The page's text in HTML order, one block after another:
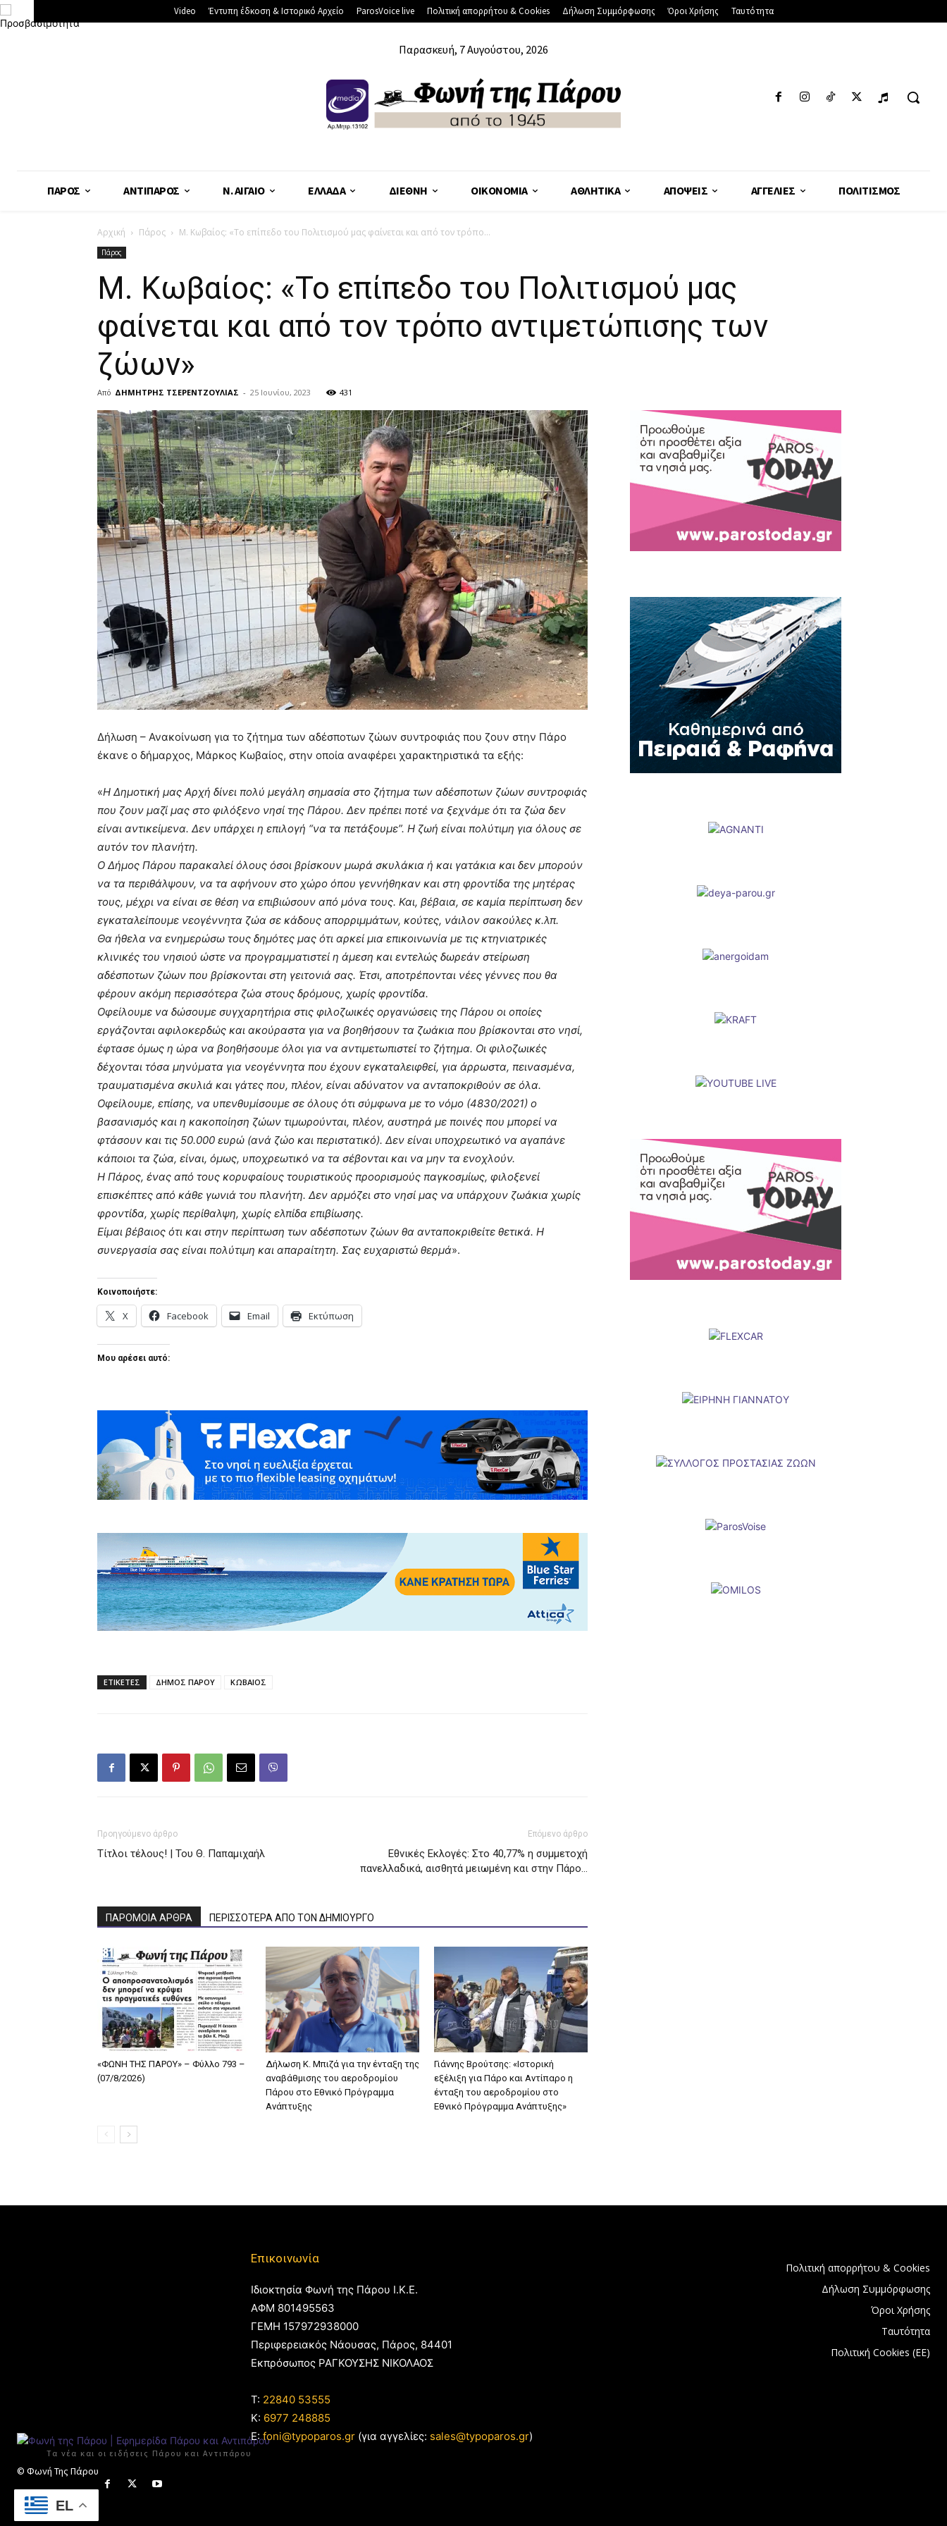
Video Έντυπη έδκοση & Ιστορικό Αρχείο ParosVoice live Πολιτική απορρήτου & Cookies Δήλωση Συμμόρφωσης Όροι Χρήσης Ταυτότητα
Παρασκευή, 7 Αυγούστου, 2026
ΠΆΡΟΣ ΑΝΤΊΠΑΡΟΣ Ν. ΑΙΓΑΊΟ ΕΛΛΆΔΑ ΔΙΕΘΝΉ ΟΙΚΟΝΟΜΊΑ ΑΘΛΗΤΙΚΆ ΑΠΌΨΕΙΣ ΑΓΓΕΛΊΕΣ ΠΟΛΙΤΙΣΜΌΣ
Αρχική Πάρος Μ. Κωβαίος: «Το επίπεδο του Πολιτισμού μας φαίνεται και από τον τρόπο...
Πάρος
Μ. Κωβαίος: «Το επίπεδο του Πολιτισμού μας
φαίνεται και από τον τρόπο αντιμετώπισης των
ζώων»
Από ΔΗΜΗΤΡΗΣ ΤΣΕΡΕΝΤΖΟΥΛΙΑΣ - 25 Ιουνίου, 2023 431
Δήλωση – Ανακοίνωση για το ζήτημα των αδέσποτων ζώων συντροφιάς που ζουν στην Πάρο
έκανε ο δήμαρχος, Μάρκος Κωβαίος, στην οποία αναφέρει χαρακτηριστικά τα εξής:
«Η Δημοτική μας Αρχή δίνει πολύ μεγάλη σημασία στο ζήτημα των αδέσποτων ζώων συντροφιάς
που ζουν μαζί μας στο φιλόξενο νησί της Πάρου. Δεν πρέπει ποτέ να ξεχνάμε ότι τα ζώα δεν
είναι αντικείμενα. Δεν υπάρχει η επιλογή “να τα πετάξουμε”. Η ζωή είναι πολύτιμη για όλους σε
αυτόν τον πλανήτη.
Ο Δήμος Πάρου παρακαλεί όλους όσοι βρίσκουν μωρά σκυλάκια ή και γατάκια και δεν μπορούν
να τα περιθάλψουν, να τα αφήνουν στο χώρο όπου γεννήθηκαν και στη φροντίδα της μητέρας
τους, μέχρι να είναι σε θέση να επιβιώσουν από μόνα τους. Και, βέβαια, σε καμία περίπτωση δεν
εγκαταλείπουμε νεογέννητα ζώα σε κάδους απορριμμάτων, κούτες, νάιλον σακούλες κ.λπ.
Θα ήθελα να ενημερώσω τους δημότες μας ότι αρκεί μια επικοινωνία με τις κτηνιατρικές
κλινικές του νησιού ώστε να προγραμματιστεί η άμεση και εντελώς δωρεάν στείρωση
αδέσποτων ζώων που βρίσκονται στη γειτονιά σας. Έτσι, αποτρέπονται νέες γέννες που θα
φέρουν ακόμη περισσότερα ζώα στους δρόμους, χωρίς φροντίδα.
Οφείλουμε να δώσουμε συγχαρητήρια στις φιλοζωικές οργανώσεις της Πάρου οι οποίες
εργάζονται αφιλοκερδώς και ακούραστα για να βοηθήσουν τα ζωάκια που βρίσκονται στο νησί,
έφτασε όμως η ώρα να βοηθήσουμε όλοι για να αντιμετωπιστεί το ζήτημα. Οι φιλοζωικές
δέχονται τόσα μηνύματα για νεογέννητα που έχουν εγκαταλειφθεί, για άρρωστα, πεινασμένα,
τραυματισμένα σκυλιά και γάτες που, πλέον, είναι αδύνατον να ανταποκριθούν σε όλα.
Οφείλουμε, επίσης, να υπενθυμίσουμε σε όλους ότι σύμφωνα με το νόμο (4830/2021) ο
βασανισμός και η κακοποίηση ζώων τιμωρούνται, πλέον, αυστηρά με ποινές που μπορεί να
φτάσουν και τις 50.000 ευρώ (ανά ζώο και περιστατικό). Δεν είναι υποχρεωτικό να αγαπάνε
κάποιοι τα ζώα, είναι, όμως, υποχρεωτικό να τα σέβονται και να μην τα ενοχλούν.
Η Πάρος, ένας από τους κορυφαίους τουριστικούς προορισμούς παγκοσμίως, φιλοξενεί
επισκέπτες από κάθε γωνιά του πλανήτη. Δεν αρμόζει στο νησί μας να υπάρχουν ζωάκια χωρίς
φροντίδα, χωρίς περίθαλψη, χωρίς ελπίδα επιβίωσης.
Είμαι βέβαιος ότι και στην περίπτωση των αδέσποτων ζώων θα ανταποκριθείτε θετικά. Η
συνεργασία σας είναι πολύτιμη και απαραίτητη. Σας ευχαριστώ θερμά».
Κοινοποιήστε:
X Facebook Email Εκτύπωση
Μου αρέσει αυτό:
ΕΤΙΚΕΤΕΣ ΔΗΜΟΣ ΠΑΡΟΥ ΚΩΒΑΙΟΣ
Προηγούμενο άρθρο
Τίτλοι τέλους! | Του Θ. Παπαμιχαήλ
Επόμενο άρθρο
Εθνικές Εκλογές: Στο 40,77% η συμμετοχή
πανελλαδικά, αισθητά μειωμένη και στην Πάρο…
ΠΑΡΟΜΟΙΑ ΑΡΘΡΑ ΠΕΡΙΣΣΟΤΕΡΑ ΑΠΟ ΤΟΝ ΔΗΜΙΟΥΡΓΟ
«ΦΩΝΗ ΤΗΣ ΠΑΡΟΥ» – Φύλλο 793 –
(07/8/2026)
Δήλωση Κ. Μπιζά για την ένταξη της
αναβάθμισης του αεροδρομίου
Πάρου στο Εθνικό Πρόγραμμα
Ανάπτυξης
Γιάννης Βρούτσης: «Ιστορική
εξέλιξη για Πάρο και Αντίπαρο η
ένταξη του αεροδρομίου στο
Εθνικό Πρόγραμμα Ανάπτυξης»
Τα νέα και οι ειδήσεις Πάρου και Αντιπάρου
© Φωνή Της Πάρου
Επικοινωνία
Ιδιοκτησία Φωνή της Πάρου Ι.Κ.Ε.
ΑΦΜ 801495563
ΓΕΜΗ 157972938000
Περιφερειακός Νάουσας, Πάρος, 84401
Εκπρόσωπος ΡΑΓΚΟΥΣΗΣ ΝΙΚΟΛΑΟΣ
T: 22840 53555
Κ: 6977 248885
E:foni@typoparos.gr(για αγγελίες: sales@typoparos.gr)
Πολιτική απορρήτου & Cookies
Δήλωση Συμμόρφωσης
Όροι Χρήσης
Ταυτότητα
Πολιτική Cookies (ΕΕ)
EL